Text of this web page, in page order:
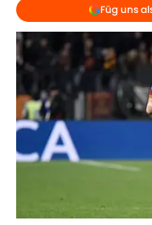
Füg uns